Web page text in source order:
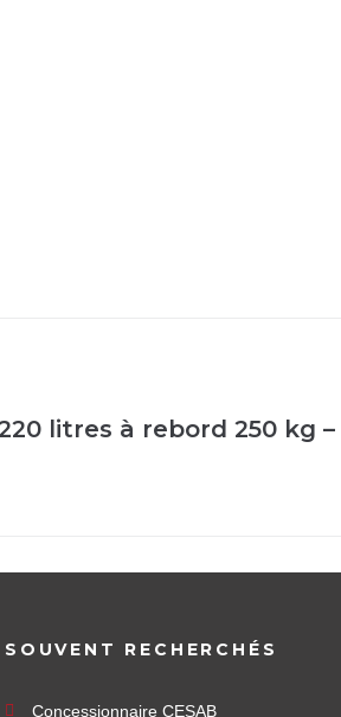
litres à rebord 250 kg –
SOUVENT RECHERCHÉS
Concessionnaire CESAB